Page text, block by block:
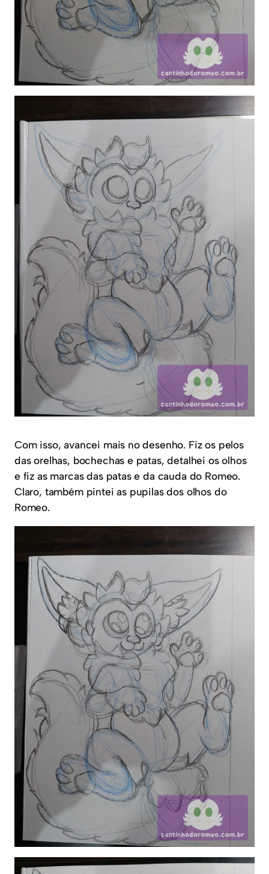
Com isso, avancei mais no desenho. Fiz os pelos
das orelhas, bochechas e patas, detalhei os olhos
e fiz as marcas das patas e da cauda do Romeo.
Claro, também pintei as pupilas dos olhos do
Romeo.